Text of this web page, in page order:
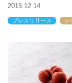
2015.12.14
プレスリリース シ